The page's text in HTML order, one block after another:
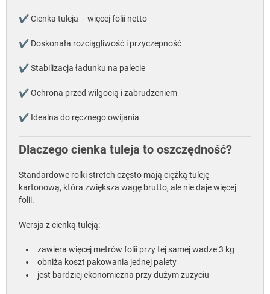
✔ Cienka tuleja – więcej folii netto
✔ Doskonała rozciągliwość i przyczepność
✔ Stabilizacja ładunku na palecie
✔ Ochrona przed wilgocią i zabrudzeniem
✔ Idealna do ręcznego owijania
Dlaczego cienka tuleja to oszczędność?
Standardowe rolki stretch często mają ciężką tuleję
kartonową, która zwiększa wagę brutto, ale nie daje więcej
folii.
Wersja z cienką tuleją:
zawiera więcej metrów folii przy tej samej wadze 3 kg
obniża koszt pakowania jednej palety
jest bardziej ekonomiczna przy dużym zużyciu